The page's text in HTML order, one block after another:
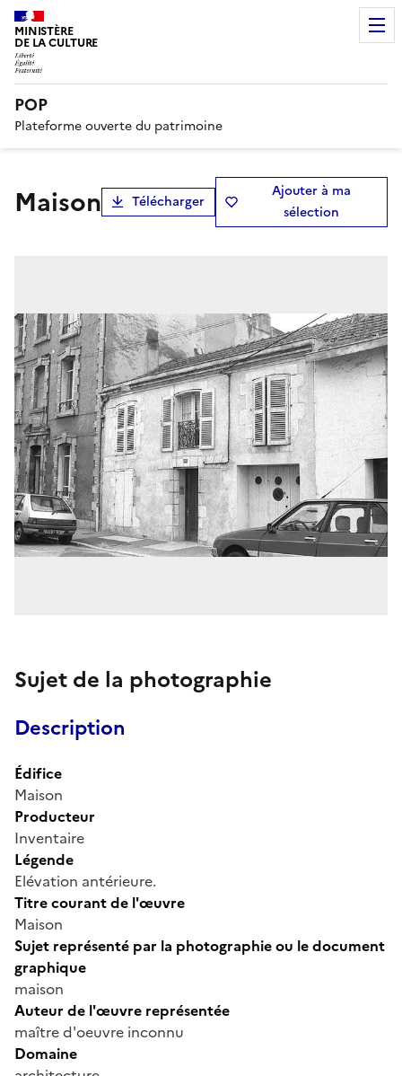
MINISTÈRE
DE LA CULTURE
POP
Plateforme ouverte du patrimoine
Maison Télécharger
Ajouter à ma
sélection
Sujet de la photographie
Description
Édifice
Maison
Producteur
Inventaire
Légende
Elévation antérieure.
Titre courant de l'œuvre
Maison
Sujet représenté par la photographie ou le document
graphique
maison
Auteur de l'œuvre représentée
maître d'oeuvre inconnu
Domaine